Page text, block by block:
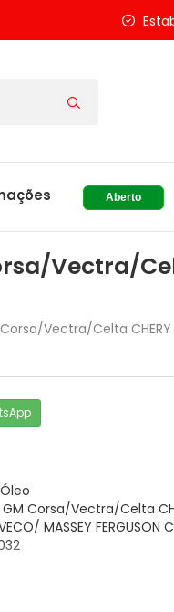
Aberto
Vectra/
Vectra/Celta CHERY
Corsa/Vectra/Celta
MASSEY